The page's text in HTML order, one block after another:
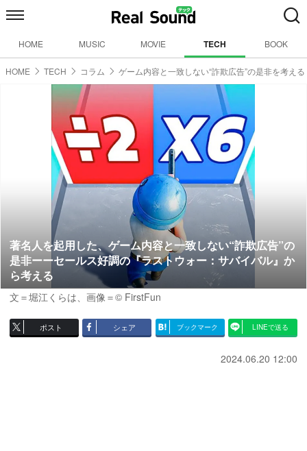
HOME MUSIC MOVIE TECH BOOK
HOME TECH コラム ゲーム内容と一致しない“詐欺広告”の是非を考える
著名人を起用した、ゲーム内容と一致しない“詐欺広告”の
是非ーーセールス好調の『ラストウォー：サバイバル』か
ら考える
文＝堀江くらは、画像＝© FirstFun
ポスト シェア ブックマーク LINEで送る
2024.06.20 12:00